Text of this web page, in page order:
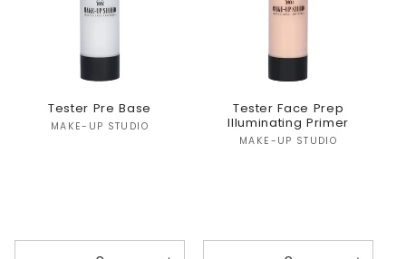
Tester Pre Base
Verkoper:
MAKE-UP STUDIO
Tester Face Prep
Illuminating Primer
Verkoper:
MAKE-UP STUDIO